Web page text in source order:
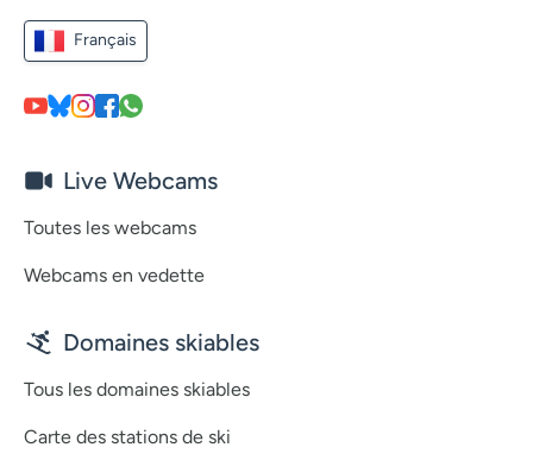
Français
Live Webcams
Toutes les webcams
Webcams en vedette
Domaines skiables
Tous les domaines skiables
Carte des stations de ski